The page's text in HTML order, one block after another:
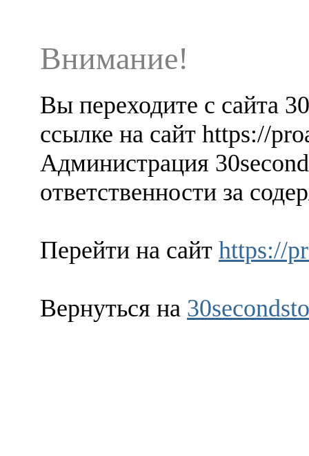
Внимание!
Вы переходите с сайта
ссылке на сайт https://
Администрация
ответственности за
Перейти на сайт https://
Вернуться на